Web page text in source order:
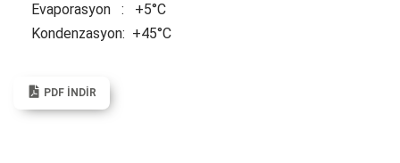
Evaporasyon : +5°C
Kondenzasyon: +45°C
PDF İNDIR